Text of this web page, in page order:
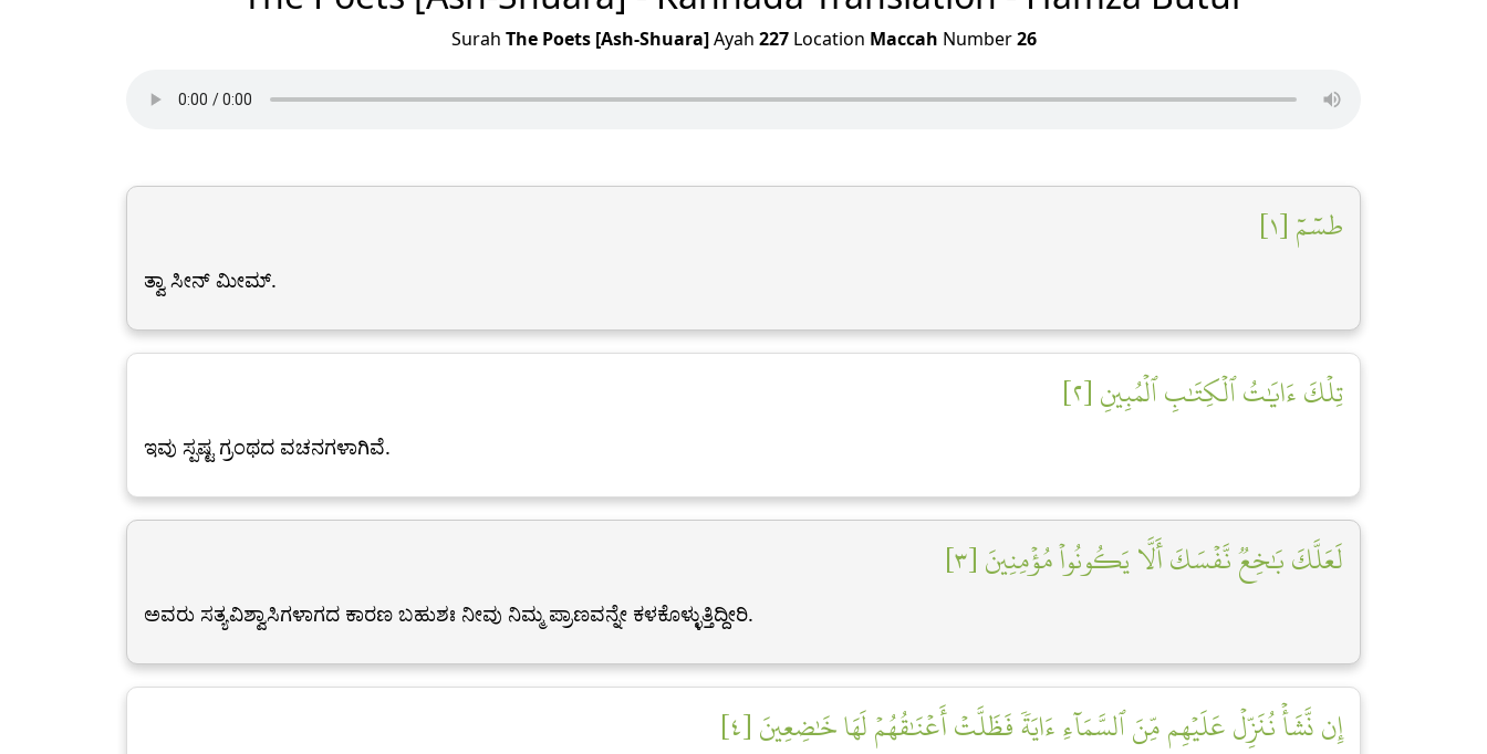
Surah The Poets [Ash-Shuara]Ayah 227Location Maccah Number26
طسٓمٓ [١]
ತ್ವಾ ಸೀನ್ ಮೀಮ್.
تِلۡكَ ءَايَٰتُ ٱلۡكِتَٰبِ ٱلۡمُبِينِ [٢]
ಇವು ಸ್ಪಷ್ಟ ಗ್ರಂಥದ ವಚನಗಳಾಗಿವೆ.
لَعَلَّكَ بَٰخِعٞ نَّفۡسَكَ أَلَّا يَكُونُواْ مُؤۡمِنِينَ [٣]
ಅವರು ಸತ್ಯವಿಶ್ವಾಸಿಗಳಾಗದ ಕಾರಣ ಬಹುಶಃ ನೀವು ನಿಮ್ಮ ಪ್ರಾಣವನ್ನೇ ಕಳಕೊಳ್ಳುತ್ತಿದ್ದೀರಿ.
إِن نَّشَأۡ نُنَزِّلۡ عَلَيۡهِم مِّنَ ٱلسَّمَآءِ ءَايَةٗ فَظَلَّتۡ أَعۡنَٰقُهُمۡ لَهَا خَٰضِعِينَ [٤]